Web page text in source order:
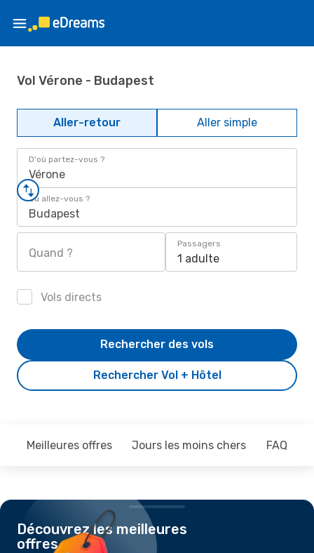
Vol Vérone - Budapest
Aller-retour Aller simple
D'où partez-vous ?
Vérone
Où allez-vous ?
Budapest
Quand ?
Passagers
1 adulte
Vols directs
Rechercher Vol + Hôtel
Rechercher des vols
Meilleures offres Jours les moins chers FAQ
Découvrez les meilleures
offres